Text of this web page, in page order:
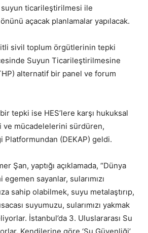
ticarileştirilmesi ile
önünü açacak planlamalar yapılacak.
sivil toplum örgütlerinin tepki
Suyun Ticarileştirilmesine
alternatif bir panel ve forum
tepki ise HES’lere karşı hukuksal
ve mücadelelerini sürdüren,
Platformundan (DEKAP) geldi.
Şan, yaptığı açıklamada, “Dünya
sayanlar, sularımızı
sahip olabilmek, suyu metalaştırıp,
suyumuzu, sularımızı yakmak
İstanbul’da 3. Uluslararası Su
Kendilerine göre ‘Su Güvenliği’